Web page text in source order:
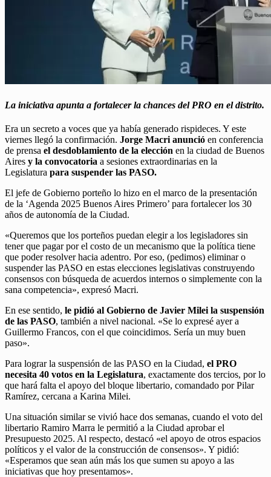
La iniciativa apunta a fortalecer la chances del PRO en el distrito.
Era un secreto a voces que ya había generado rispideces. Y este
viernes llegó la confirmación. Jorge Macri anunció en conferencia
de prensa el desdoblamiento de la elección en la ciudad de Buenos
Aires y la convocatoria a sesiones extraordinarias en la
Legislatura para suspender las PASO.
El jefe de Gobierno porteño lo hizo en el marco de la presentación
de la ‘Agenda 2025 Buenos Aires Primero’ para fortalecer los 30
años de autonomía de la Ciudad.
«Queremos que los porteños puedan elegir a los legisladores sin
tener que pagar por el costo de un mecanismo que la política tiene
que poder resolver hacia adentro. Por eso, (pedimos) eliminar o
suspender las PASO en estas elecciones legislativas construyendo
consensos con búsqueda de acuerdos internos o simplemente con la
sana competencia», expresó Macri.
En ese sentido, le pidió al Gobierno de Javier Milei la suspensión
de las PASO, también a nivel nacional. «Se lo expresé ayer a
Guillermo Francos, con el que coincidimos. Sería un muy buen
paso».
Para lograr la suspensión de las PASO en la Ciudad, el PRO
necesita 40 votos en la Legislatura, exactamente dos tercios, por lo
que hará falta el apoyo del bloque libertario, comandado por Pilar
Ramírez, cercana a Karina Milei.
Una situación similar se vivió hace dos semanas, cuando el voto del
libertario Ramiro Marra le permitió a la Ciudad aprobar el
Presupuesto 2025. Al respecto, destacó «el apoyo de otros espacios
políticos y el valor de la construcción de consensos». Y pidió:
«Esperamos que sean aún más los que sumen su apoyo a las
iniciativas que hoy presentamos».